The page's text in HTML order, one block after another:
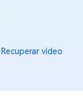
Recuperar vídeo